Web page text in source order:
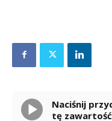
Naciśnij przycisk odtwarzania, aby odsłuchać
tę zawartość